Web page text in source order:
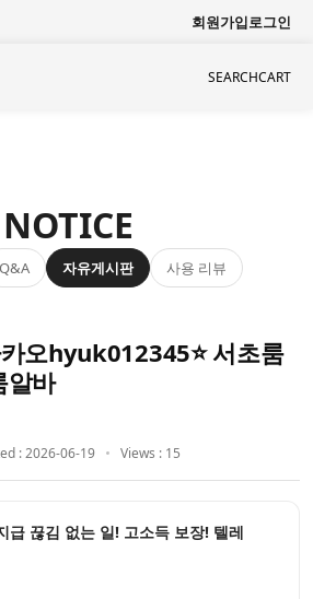
회원가입로그인
SEARCHCART
NOTICE
Q&A 자유게시판 사용 리뷰
오hyuk012345⭐ 서초룸
알바
: 2026-06-19 Views : 15
급 끊김 없는 일! 고소득 보장! 텔레